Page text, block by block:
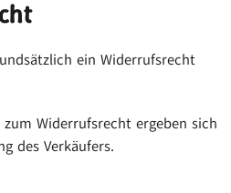
ein Widerrufsrecht
Widerrufsrecht ergeben sich
des Verkäufers.